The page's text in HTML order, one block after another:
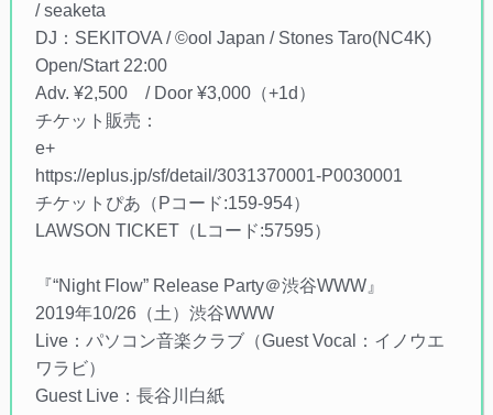
/ seaketa
DJ：SEKITOVA / ©︎ool Japan / Stones Taro(NC4K)
Open/Start 22:00
Adv. ¥2,500 / Door ¥3,000（+1d）
チケット販売：
e+
https://eplus.jp/sf/detail/3031370001-P0030001
チケットぴあ（Pコード:159-954）
LAWSON TICKET（Lコード:57595）
『“Night Flow” Release Party＠渋谷WWW』
2019年10/26（土）渋谷WWW
Live：パソコン音楽クラブ（Guest Vocal：イノウエ
ワラビ）
Guest Live：長谷川白紙